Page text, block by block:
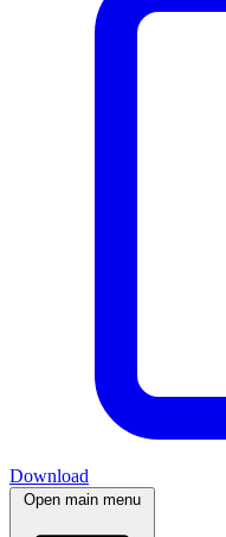
Download
Open main menu